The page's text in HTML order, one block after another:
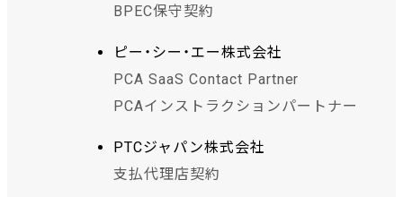
BPEC保守契約
ピー・シー・エー株式会社
PCA SaaS Contact Partner
PCAインストラクションパートナー
PTCジャパン株式会社
支払代理店契約